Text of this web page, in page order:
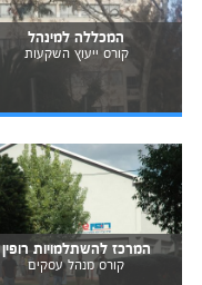
המכללה למינהל
קורס ייעוץ השקעות
המרכז להשתלמויות רופין
קורס מנהל עסקים